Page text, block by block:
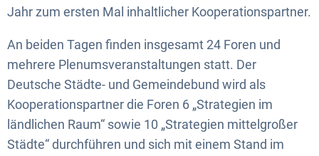
Jahr zum ersten Mal inhaltlicher Kooperationspartner.
An beiden Tagen finden insgesamt 24 Foren und
mehrere Plenumsveranstaltungen statt. Der
Deutsche Städte- und Gemeindebund wird als
Kooperationspartner die Foren 6 „Strategien im
ländlichen Raum“ sowie 10 „Strategien mittelgroßer
Städte“ durchführen und sich mit einem Stand im